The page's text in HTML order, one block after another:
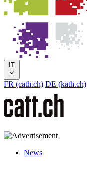
IT
FR (cath.ch) DE (kath.ch)
News